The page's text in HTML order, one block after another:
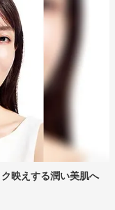
映えする潤い美肌へ